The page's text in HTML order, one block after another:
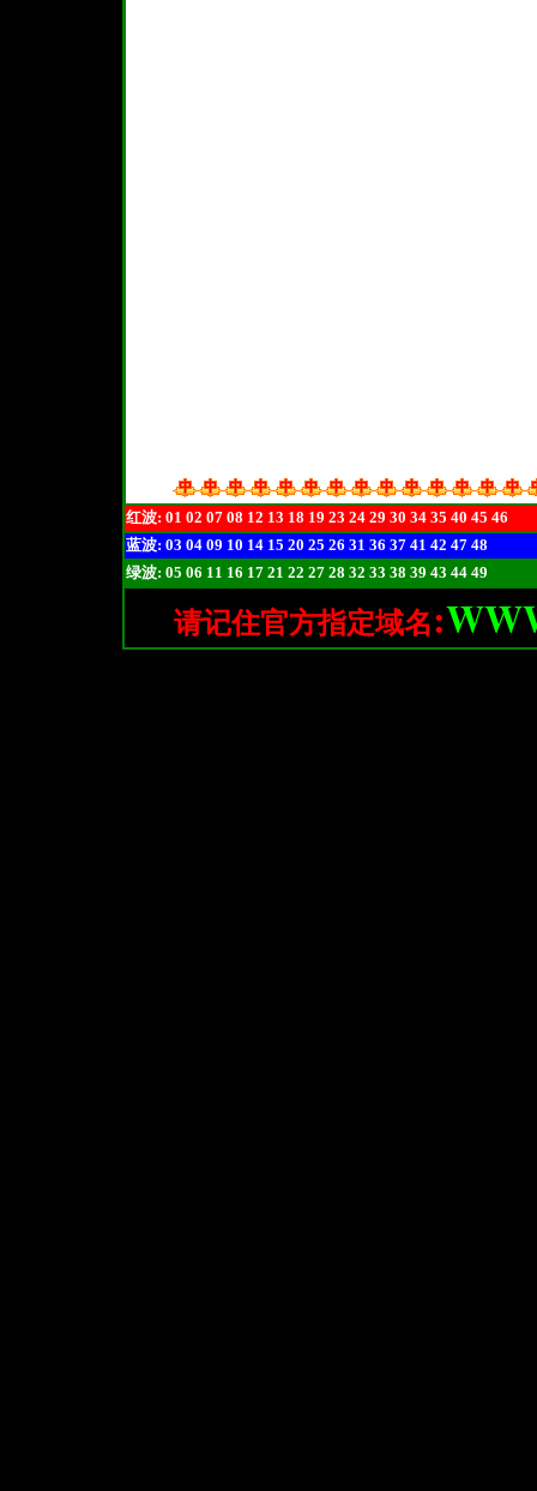
红波: 01 02 07 08 12 13 18 19 23 24 29 30 34 35 40 45 46
蓝波: 03 04 09 10 14 15 20 25 26 31 36 37 41 42 47 48
绿波: 05 06 11 16 17 21 22 27 28 32 33 38 39 43 44 49
请记住官方指定域名: